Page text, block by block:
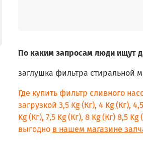
По каким запросам люди ищут
заглушка фильтра стиральной
Где купить фильтр сливного
загрузкой 3,5 Kg (Кг), 4 Kg (Кг),
Kg (Кг), 7,5 Kg (Кг), 8 Kg (Кг) 8,5
выгодно в нашем магазине